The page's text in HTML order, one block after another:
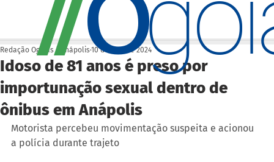
Idoso de 81 anos é preso por
importunação sexual dentro de
ônibus em Anápolis
Redação Ogoiás | Anápolis 10 de dez. de 2024
Motorista percebeu movimentação suspeita e acionou
a polícia durante trajeto